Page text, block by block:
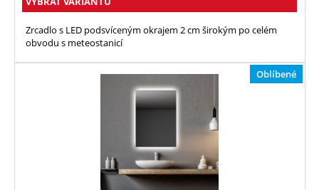
Zrcadlo s LED podsvíceným okrajem 2 cm širokým po celém
obvodu s meteostanicí
Oblíbené